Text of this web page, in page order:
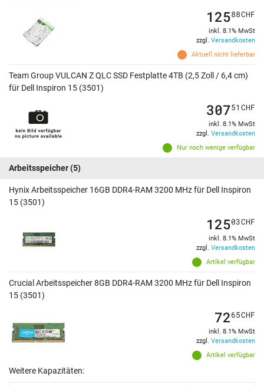
Aktuell nicht lieferbar
12588CHF
inkl. 8.1% MwSt
zzgl. Versandkosten
Team Group VULCAN Z QLC SSD Festplatte 4TB (2,5 Zoll / 6,4 cm)
für Dell Inspiron 15 (3501)
Nur noch wenige verfügbar
30751 CHF
inkl. 8.1% MwSt
zzgl. Versandkosten
Arbeitsspeicher(5)
Hynix Arbeitsspeicher 16GB DDR4-RAM 3200 MHz für Dell Inspiron
15 (3501)
Artikel verfügbar
12503CHF
inkl. 8.1% MwSt
zzgl. Versandkosten
Crucial Arbeitsspeicher 8GB DDR4-RAM 3200 MHz für Dell Inspiron
15 (3501)
Artikel verfügbar
7265CHF
inkl. 8.1% MwSt
zzgl. Versandkosten
Weitere Kapazitäten: